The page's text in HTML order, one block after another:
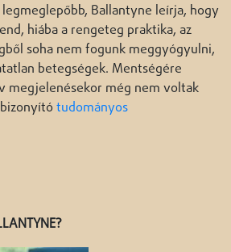
Ballantyne leírja, hogy
hiába a rengeteg praktika, az
soha nem fogunk meggyógyulni,
betegségek. Mentségére
megjelenésekor még nem voltak
tudományos